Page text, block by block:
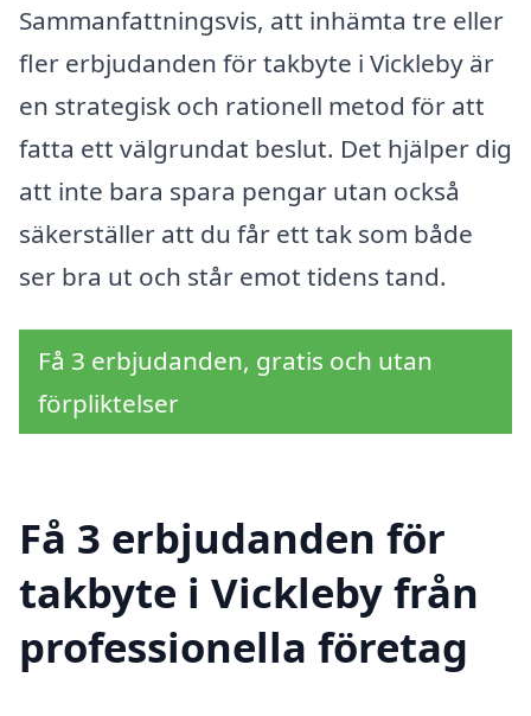
Sammanfattningsvis, att inhämta tre eller
fler erbjudanden för takbyte i Vickleby är
en strategisk och rationell metod för att
fatta ett välgrundat beslut. Det hjälper dig
att inte bara spara pengar utan också
säkerställer att du får ett tak som både
ser bra ut och står emot tidens tand.
Få 3 erbjudanden, gratis och utan
förpliktelser
Få 3 erbjudanden för
takbyte i Vickleby från
professionella företag